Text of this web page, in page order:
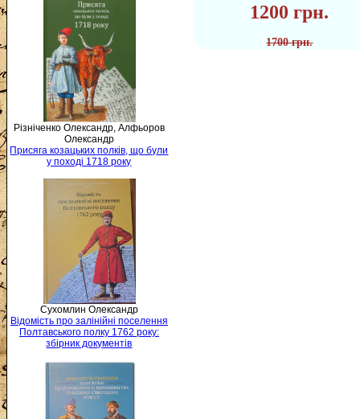
Різніченко Олександр, Алфьоров
Олександр
Присяга козацьких полків, що були
у поході 1718 року
Сухомлин Олександр
Відомість про залінійні поселення
Полтавського полку 1762 року:
збірник документів
1200 грн.
1700 грн.